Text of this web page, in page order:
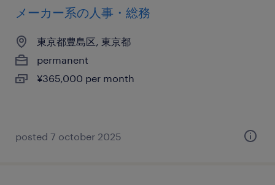
メーカー系の人事・総務
東京都豊島区, 東京都
permanent
¥365,000 per month
posted 7 october 2025